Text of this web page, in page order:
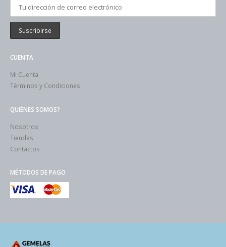
CUENTA
Mi Cuenta
Términos y Condiciones
QUIÉNES SOMOS?
Nosotros
Tiendas
Contactos
MÉTODOS DE PAGO